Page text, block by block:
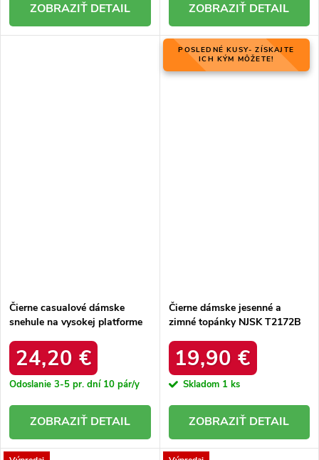
DETAIL DETAIL
Čierne casualové dámske
snehule na vysokej platforme
24,20 €
Odoslanie 3-5 pr. dní 10 pár/y
DETAIL
POSLEDNÉ KUSY- ZÍSKAJTE
ICH KÝM MÔŽETE!
Čierne dámske jesenné a
zimné topánky NJSK T2172B
19,90 €
Skladom 1 ks
DETAIL